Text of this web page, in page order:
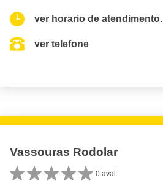
ver horario de atendimento.
ver telefone
Vassouras Rodolar
0 aval.